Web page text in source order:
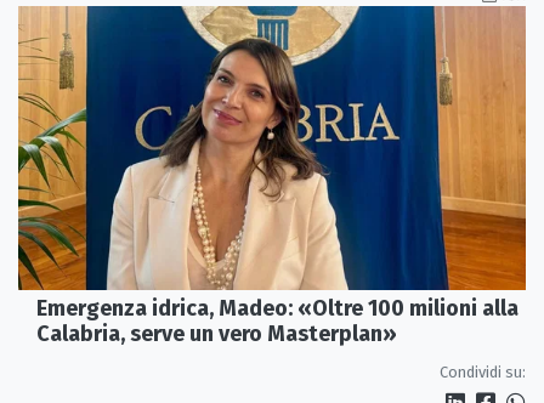
Emergenza idrica, Madeo: «Oltre 100 milioni alla
Calabria, serve un vero Masterplan»
Condividi su: